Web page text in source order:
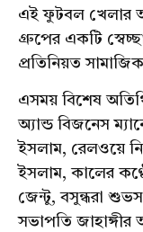
এই ফুটবল খেলার
গ্রুপের একটি
প্রতিনিয়ত
এসময় বিশেষ
অ্যান্ড বিজনেস
ইসলাম, রেলওয়ে
ইসলাম, কালের
জেন্টু, বসুন্ধরা
সভাপতি জাহাঙ্গীর